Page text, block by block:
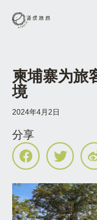
柬埔寨为旅
境
2024年4月2日
分享